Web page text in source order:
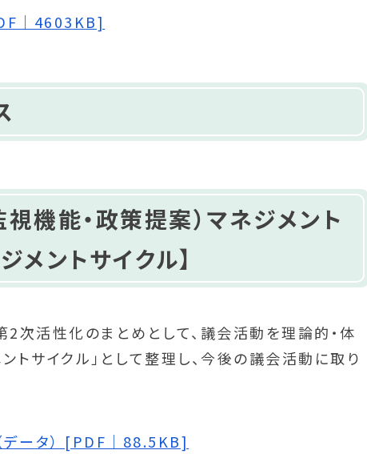
｜4603KB]
機能・政策提案）マネジメント
メントサイクル】
活性化のまとめとして、議会活動を理論的・体
トサイクル」として整理し、今後の議会活動に取り
データ） [PDF｜88.5KB]